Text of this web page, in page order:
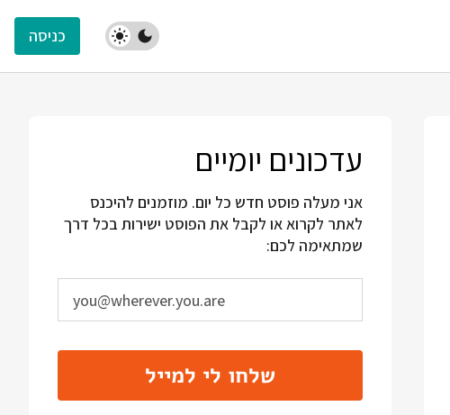
כניסה
עדכונים יומיים
אני מעלה פוסט חדש כל יום. מוזמנים להיכנס
לאתר לקרוא או לקבל את הפוסט ישירות בכל דרך
שמתאימה לכם:
שלחו לי למייל